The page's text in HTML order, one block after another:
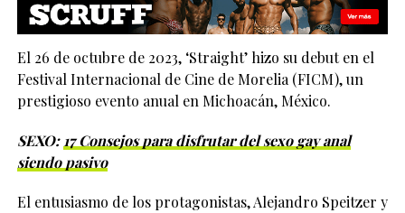
El 26 de octubre de 2023, ‘Straight’ hizo su debut en el
Festival Internacional de Cine de Morelia (FICM), un
prestigioso evento anual en Michoacán, México.
SEXO:17 Consejos para disfrutar del sexo gay anal
siendo pasivo
El entusiasmo de los protagonistas, Alejandro Speitzer y